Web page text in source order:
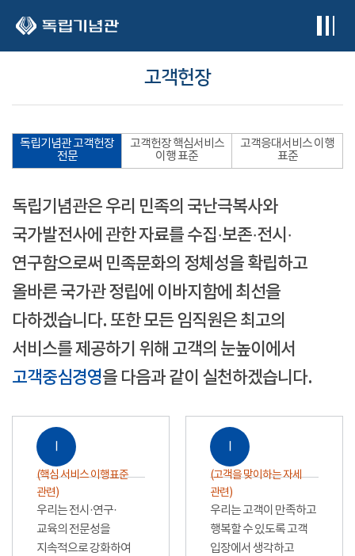
고객헌장
독립기념관 고객헌장
전문
고객헌장 핵심서비스
이행 표준
고객응대서비스 이행
표준
독립기념관은 우리 민족의 국난극복사와
국가발전사에 관한 자료를 수집·보존·전시·
연구함으로써 민족문화의 정체성을 확립하고
올바른 국가관 정립에 이바지함에 최선을
다하겠습니다. 또한 모든 임직원은 최고의
서비스를 제공하기 위해 고객의 눈높이에서
고객중심경영을 다음과 같이 실천하겠습니다.
Ⅰ
(핵심 서비스 이행표준
관련)
우리는 전시·연구·
교육의 전문성을
지속적으로 강화하여
Ⅰ
(고객을 맞이하는 자세
관련)
우리는 고객이 만족하고
행복할 수 있도록 고객
입장에서 생각하고